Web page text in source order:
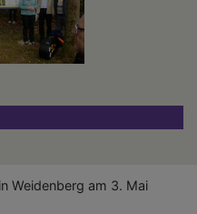
Weidenberg am 3. Mai